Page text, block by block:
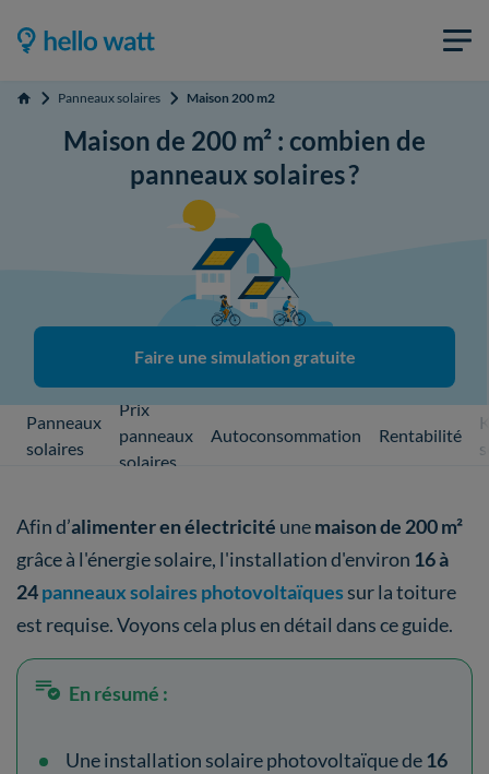
Accueil Panneaux solaires Maison 200 m2
Maison de 200 m² : combien de
panneaux solaires ?
Faire une simulation gratuite
Panneaux
solaires
Prix
panneaux
solaires
Autoconsommation Rentabilité
Afin d’alimenter en électricité unemaison de 200 m²
grâce à l'énergie solaire, l'installation d'environ 16 à
24panneaux solaires photovoltaïques sur la toiture
est requise. Voyons cela plus en détail dans ce guide.
En résumé :
Une installation solaire photovoltaïque de16